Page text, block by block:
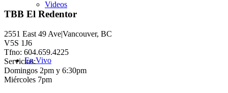
Videos
En Vivo
TBB El Redentor
2551 East 49 Ave|Vancouver, BC
V5S 1J6
Tfno: 604.659.4225
Servicios:
Domingos 2pm y 6:30pm
Miércoles 7pm